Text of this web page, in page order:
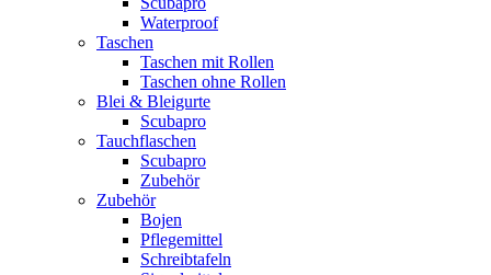
Waterproof
Taschen
Taschen mit Rollen
Taschen ohne Rollen
Blei & Bleigurte
Scubapro
Tauchflaschen
Scubapro
Zubehör
Zubehör
Bojen
Pflegemittel
Schreibtafeln